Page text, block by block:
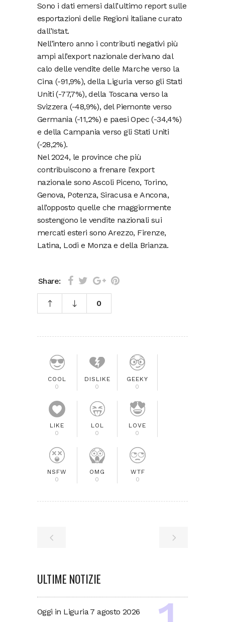
Sono i dati emersi dall’ultimo report sulle
esportazioni delle Regioni italiane curato
dall’Istat.
Nell’intero anno i contributi negativi più
ampi all’export nazionale derivano dal
calo delle vendite delle Marche verso la
Cina (-91,9%), della Liguria verso gli Stati
Uniti (-77,7%), della Toscana verso la
Svizzera (-48,9%), del Piemonte verso
Germania (-11,2%) e paesi Opec (-34,4%)
e della Campania verso gli Stati Uniti
(-28,2%).
Nel 2024, le province che più
contribuiscono a frenare l’export
nazionale sono Ascoli Piceno, Torino,
Genova, Potenza, Siracusa e Ancona,
all’opposto quelle che maggiormente
sostengono le vendite nazionali sui
mercati esteri sono Arezzo, Firenze,
Latina, Lodi e Monza e della Brianza.
Share:
0
COOL
0
DISLIKE
0
GEEKY
0
LIKE
0
LOL
0
LOVE
0
NSFW
0
OMG
0
WTF
0
ULTIME NOTIZIE
Oggi in Liguria 7 agosto 2026